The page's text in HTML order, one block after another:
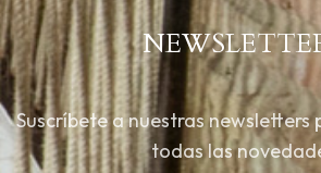
Suscríbete a nuestras
todas las